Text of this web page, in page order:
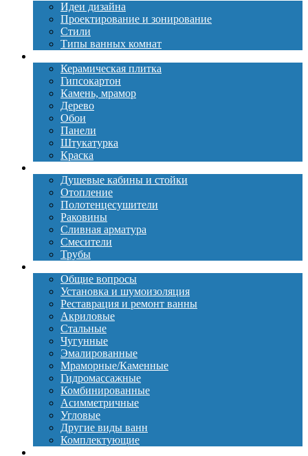
Идеи дизайна
Проектирование и зонирование
Стили
Типы ванных комнат
Керамическая плитка
Гипсокартон
Камень, мрамор
Дерево
Обои
Панели
Штукатурка
Краска
Душевые кабины и стойки
Отопление
Полотенцесушители
Раковины
Сливная арматура
Смесители
Трубы
Общие вопросы
Установка и шумоизоляция
Реставрация и ремонт ванны
Акриловые
Стальные
Чугунные
Эмалированные
Мраморные/Каменные
Гидромассажные
Комбинированные
Асимметричные
Угловые
Другие виды ванн
Комплектующие